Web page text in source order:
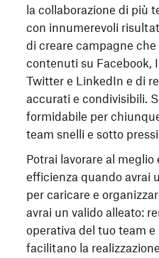
la collaborazione di più
con innumerevoli
di creare campagne
contenuti su Facebook,
Twitter e LinkedIn e di
accurati e condivisibili.
formidabile per
team snelli e sotto
Potrai lavorare al meglio
efficienza quando avrai
per caricare e
avrai un valido alleato:
operativa del tuo team
facilitano la